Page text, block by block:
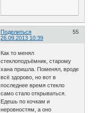
Поделиться
55
26.09.2013 10:39
Как то менял
стеклоподъёмник, старому
хана пришла. Поменял, вроде
всё здорово, но вот в
последнее время стекло
само стало открываться.
Едешь по кочкам и
неровностям, а оно